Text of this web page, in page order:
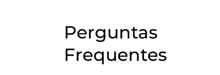
Perguntas
Frequentes